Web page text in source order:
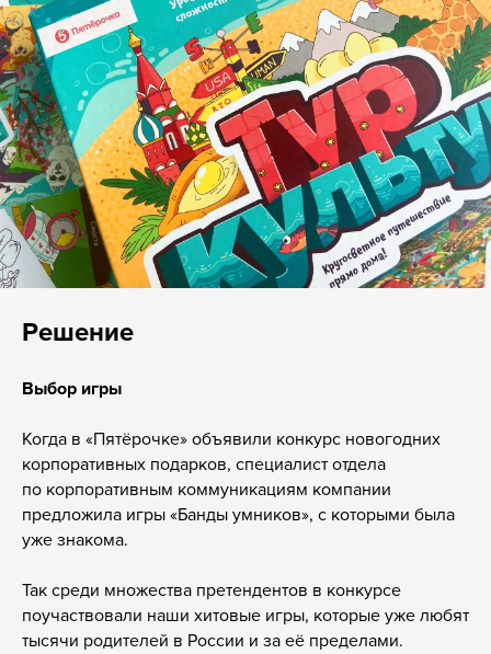
Решение
Выбор игры
Когда в «Пятёрочке» объявили конкурс новогодних
корпоративных подарков, специалист отдела
по корпоративным коммуникациям компании
предложила игры «Банды умников», с которыми была
уже знакома.
Так среди множества претендентов в конкурсе
поучаствовали наши хитовые игры, которые уже любят
тысячи родителей в России и за её пределами.